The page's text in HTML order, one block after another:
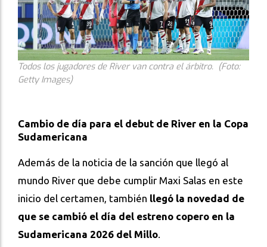
Todos los jugadores de River van contra el árbitro. (Foto:
Getty Images)
Cambio de día para el debut de River en la Copa
Sudamericana
Además de la noticia de la sanción que llegó al
mundo River que debe cumplir Maxi Salas en este
inicio del certamen, también llegó la novedad de
que se cambió el día del estreno copero en la
Sudamericana 2026 del Millo.